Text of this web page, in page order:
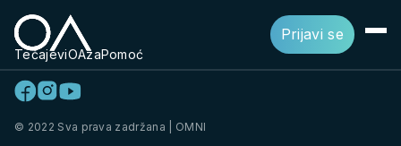
Prijavi se
TečajeviOAzaPomoć
© 2022 Sva prava zadržana | OMNI